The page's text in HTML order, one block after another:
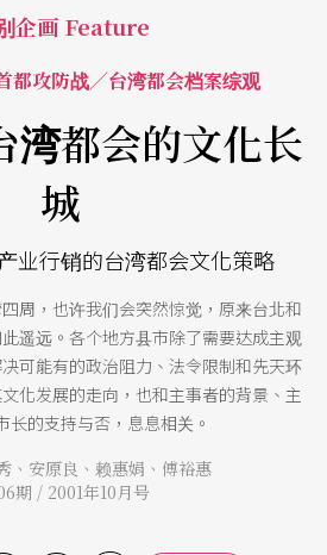
企画 Feature
都攻防战／台湾都会档案综观
湾都会的文化长
城
业行销的台湾都会文化策略
周，也许我们会突然惊觉，原来台北和
遥远。各个地方县市除了需要达成主观
可能有的政治阻力、法令限制和先天环
化发展的走向，也和主事者的背景、主
长的支持与否，息息相关。
、 安原良 、 赖惠娟 、 傅裕惠
期 / 2001年10月号